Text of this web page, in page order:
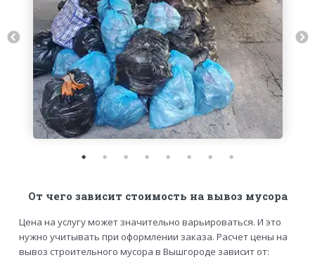
От чего зависит стоимость на вывоз мусора
Цена на услугу может значительно варьироваться. И это
нужно учитывать при оформлении заказа. Расчет цены на
вывоз строительного мусора в Вышгороде зависит от: